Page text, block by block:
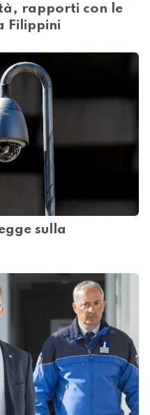
rapporti con le
Filippini
sulla